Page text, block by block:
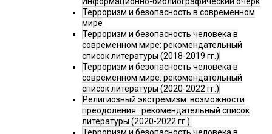
Терроризм и безопасность в современном
мире
Терроризм и безопасность человека в
современном мире: рекомендательный
список литературы (2018-2019 гг.)
Терроризм и безопасность человека в
современном мире: рекомендательный
список литературы (2020-2022 гг.)
Религиозный экстремизм: возможности
преодоления : рекомендательный список
литературы (2020-2022 гг.).